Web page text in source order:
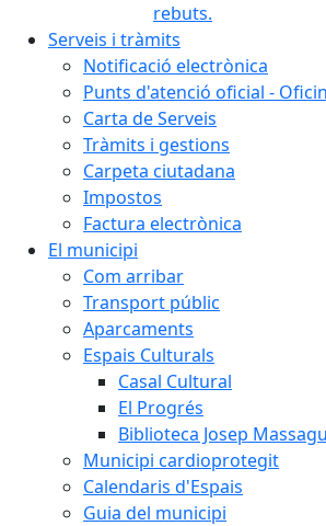
rebuts.
Serveis i tràmits
Notificació electrònica
Punts d'atenció oficial -
Carta de Serveis
Tràmits i gestions
Carpeta ciutadana
Impostos
Factura electrònica
El municipi
Com arribar
Transport públic
Aparcaments
Espais Culturals
Casal Cultural
El Progrés
Biblioteca Josep
Municipi cardioprotegit
Calendaris d'Espais
Guia del municipi